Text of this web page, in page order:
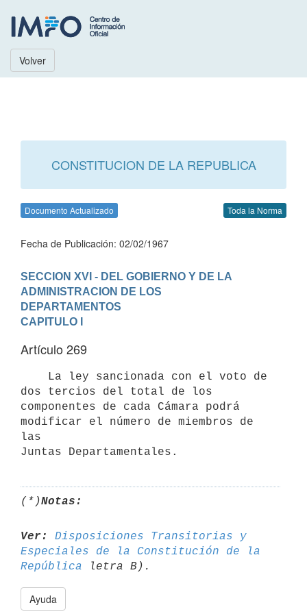
Volver
CONSTITUCION DE LA REPUBLICA
Documento Actualizado Toda la Norma
Fecha de Publicación: 02/02/1967
SECCION XVI - DEL GOBIERNO Y DE LA
ADMINISTRACION DE LOS
DEPARTAMENTOS
CAPITULO I
Artículo 269
dos tercios del total de los
componentes de cada Cámara podrá
modificar el número de miembros de
las
(*)Notas:
Ver:
Disposiciones Transitorias y
Especiales de la Constitución de la
República
Ayuda